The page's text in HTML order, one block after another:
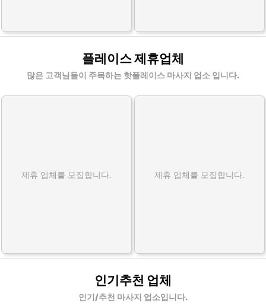
플레이스 제휴업체
많은 고객님들이 주목하는 핫플레이스 마사지 업소 입니다.
제휴 업체를 모집합니다. 제휴 업체를 모집합니다.
인기추천 업체
인기/추천 마사지 업소입니다.